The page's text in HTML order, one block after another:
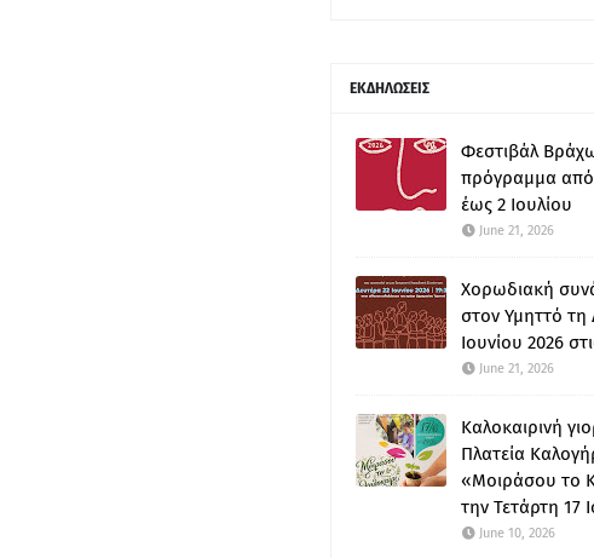
ΕΚΔΗΛΩΣΕΙΣ
Φεστιβάλ
πρόγραμμα από
έως 2 Ιουλίου
June 21, 2026
Χορωδιακή
στον Υμηττό τη
Ιουνίου 2026
June 21, 2026
Καλοκαιρινή
Πλατεία
«Μοιράσου το
την Τετάρτη 17
June 10, 2026